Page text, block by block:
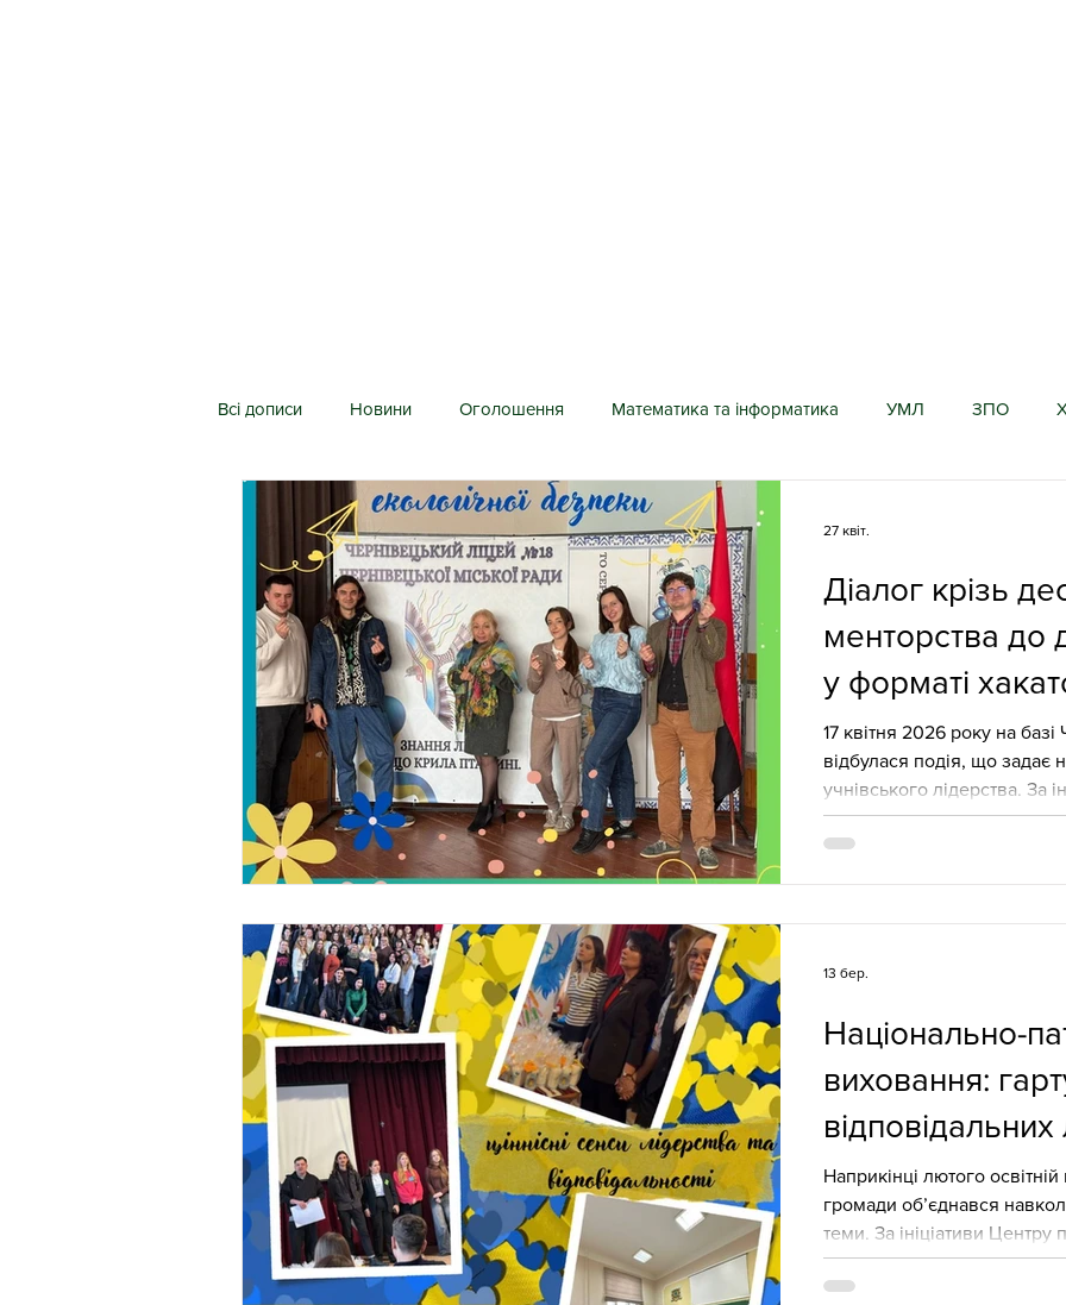
Всі дописи Новини Оголошення Математика та інформатика УМЛ ЗПО
Початкова школа ЗДО Інклюзія Психологи
ЗЗСО Документи ЦПРПП Фізкультура, Захист України Іноземні мови Листи
Програми ПК ЦПРПП Реєстрація Конференція Актуально Державний
Вчителі-логопеди Вихователі груп подовженого дня Виховна робота Накази
Підвищення кваліфікації Педагоги-організатори Проєктна діяльність
Діалог крізь
менторства до
у форматі
17 квітня 2026 року на
відбулася подія, що задає
учнівського лідерства. За
професійного розвитку
(ЦПРПП) було організовано
27 квіт.
Національно-
виховання:
відповідальних
Наприкінці лютого
громади об’єднався
теми. За ініціативи Центру
педагогічних працівників
активному партнерству
13 бер.